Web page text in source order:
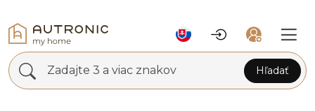
Zadajte 3 a viac znakov Hľadať